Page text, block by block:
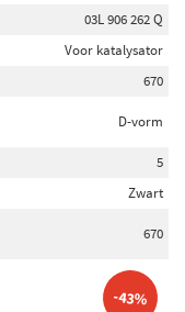
03L 906 262 Q
Voor katalysator
670
D-vorm
5
Zwart
670
-43%